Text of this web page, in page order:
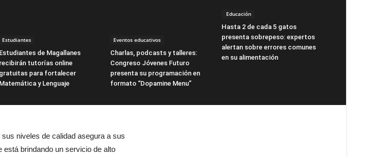
Estudiantes
Estudiantes de Magallanes
recibirán tutorías online
gratuitas para fortalecer
Matemática y Lenguaje
Eventos educativos
Charlas, podcasts y talleres:
Congreso Jóvenes Futuro
presenta su programación en
formato “Dopamine Menu”
Educación
Hasta 2 de cada 5 gatos
presenta sobrepeso: expertos
alertan sobre errores comunes
en su alimentación
niveles de calidad asegura a sus
brindando un servicio de alto